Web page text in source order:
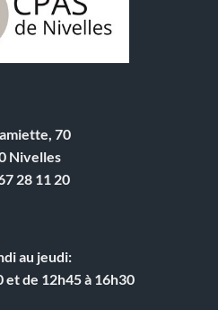
70
Nivelles
28 11 20
au jeudi:
et de 12h45 à 16h30